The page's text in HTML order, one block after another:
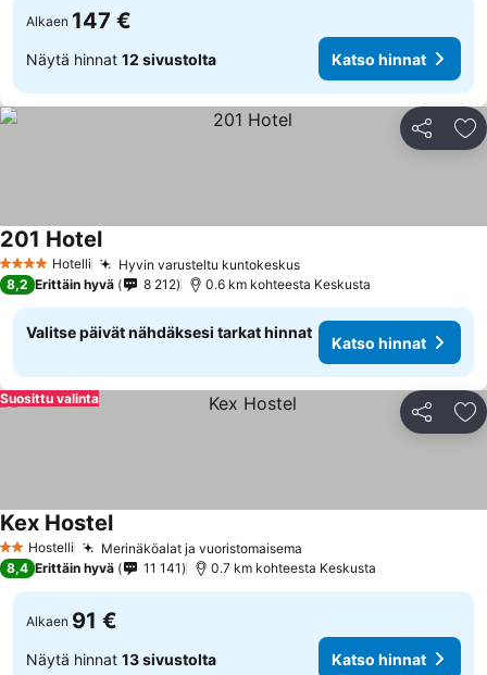
Alkaen 147 €
Näytä hinnat 12 sivustolta Katso hinnat
Jaa
4 Tähtiluokitus
Hotelli Hyvin varusteltu kuntokeskus
201 Hotel
8,2 Erittäin hyvä 8 212 0.6 km kohteesta Keskusta
Valitse päivät nähdäksesi tarkat hinnat
Katso hinnat
Jaa
Suosittu valinta
2 Tähtiluokitus
Hostelli Merinäköalat ja vuoristomaisema
Kex Hostel
8,4 Erittäin hyvä 11 141 0.7 km kohteesta Keskusta
Alkaen 91 €
Näytä hinnat 13 sivustolta Katso hinnat